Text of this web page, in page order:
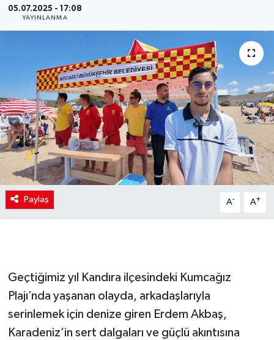
05.07.2025 - 17:08
YAYINLANMA
Paylaş A- A+
Geçtiğimiz yıl Kandıra ilçesindeki Kumcağız
Plajı’nda yaşanan olayda, arkadaşlarıyla
serinlemek için denize giren Erdem Akbaş,
Karadeniz’in sert dalgaları ve güçlü akıntısına